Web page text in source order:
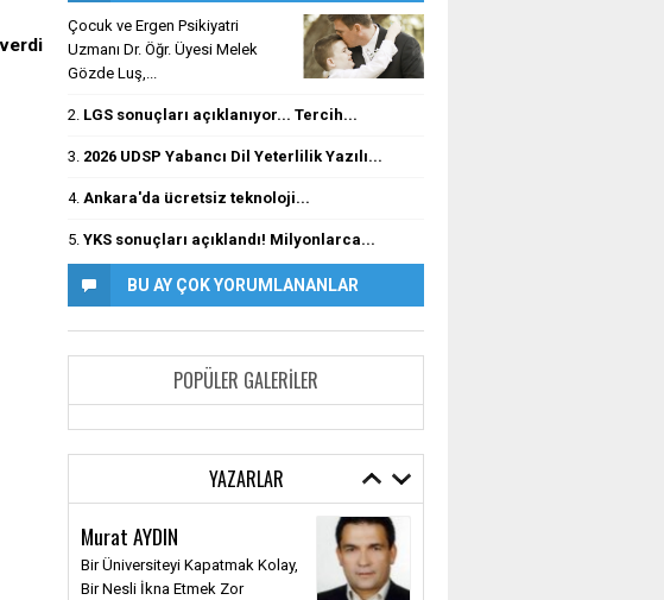
Çocuk ve Ergen Psikiyatri
Uzmanı Dr. Öğr. Üyesi Melek
Gözde Luş,...
2. LGS sonuçları açıklanıyor... Tercih...
3. 2026 UDSP Yabancı Dil Yeterlilik Yazılı...
4. Ankara'da ücretsiz teknoloji...
5. YKS sonuçları açıklandı! Milyonlarca...
BU AY ÇOK YORUMLANANLAR
POPÜLER GALERILER
YAZARLAR
Murat AYDIN
Bir Üniversiteyi Kapatmak Kolay,
Bir Nesli İkna Etmek Zor
Gizem GÖKER
İlişkiler Üzerine Tavsiyeler;
Şimdiki Aklım Olsaydı…